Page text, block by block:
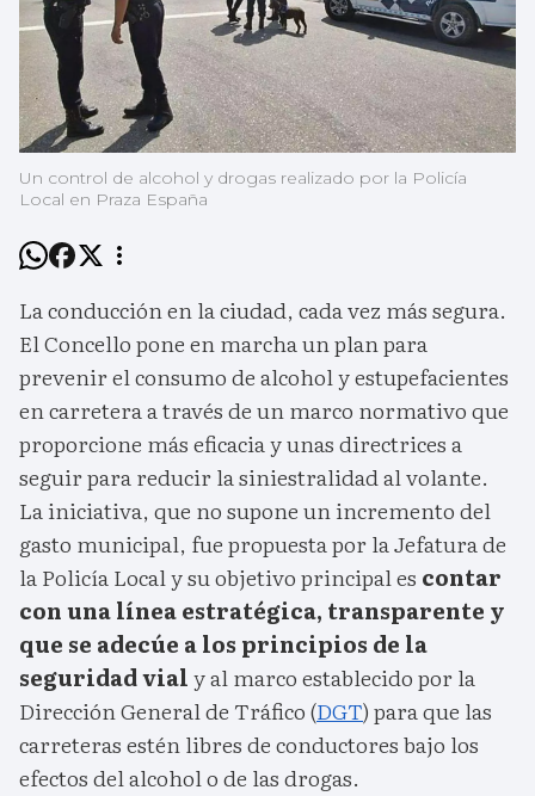
Un control de alcohol y drogas realizado por la Policía
Local en Praza España
La conducción en la ciudad, cada vez más segura.
El Concello pone en marcha un plan para
prevenir el consumo de alcohol y estupefacientes
en carretera a través de un marco normativo que
proporcione más eficacia y unas directrices a
seguir para reducir la siniestralidad al volante.
La iniciativa, que no supone un incremento del
gasto municipal, fue propuesta por la Jefatura de
la Policía Local y su objetivo principal es contar
con una línea estratégica, transparente y
que se adecúe a los principios de la
seguridad vialy al marco establecido por la
Dirección General de Tráfico (DGT) para que las
carreteras estén libres de conductores bajo los
efectos del alcohol o de las drogas.